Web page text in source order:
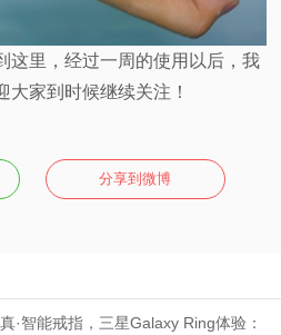
这里，经过一周的使用以后，我
大家到时候继续关注！
分享到微博
·智能戒指，三星Galaxy Ring体验：